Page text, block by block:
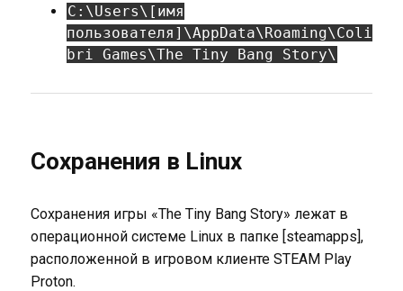
C:\Users\[имя
пользователя]\AppData\Roaming\Coli
bri Games\The Tiny Bang Story\
Сохранения в Linux
Сохранения игры «The Tiny Bang Story» лежат в
операционной системе Linux в папке [steamapps],
расположенной в игровом клиенте STEAM Play
Proton.